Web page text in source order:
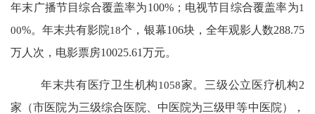
年末广播节目综合覆盖率为100%；电视节目综合覆盖率为1
00%。年末共有影院18个，银幕106块，全年观影人数288.75
万人次，电影票房10025.61万元。
年末共有医疗卫生机构1058家。三级公立医疗机构2
家（市医院为三级综合医院、中医院为三级甲等中医院），